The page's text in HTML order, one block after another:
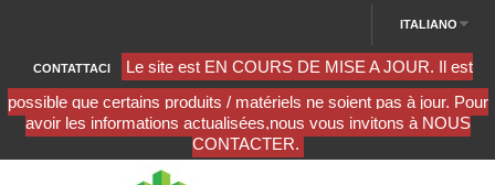
ITALIANO
CONTATTACI